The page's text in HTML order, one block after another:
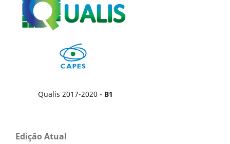
Qualis 2017-2020 - B1
Edição Atual